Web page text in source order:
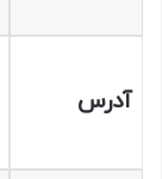
آدرس